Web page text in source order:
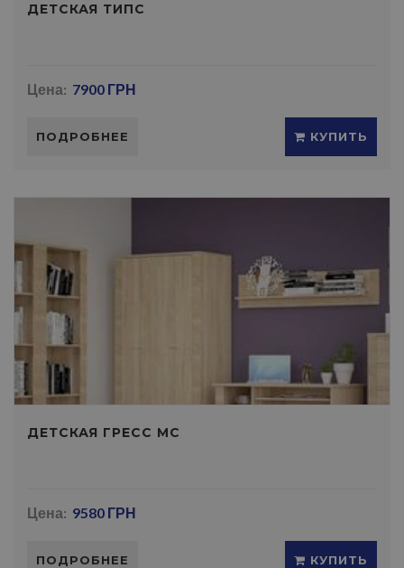
ДЕТСКАЯ ТИПС
Цена: 7900 ГРН
ПОДРОБНЕЕ КУПИТЬ
ДЕТСКАЯ ГРЕСС МС
Цена: 9580 ГРН
ПОДРОБНЕЕ КУПИТЬ